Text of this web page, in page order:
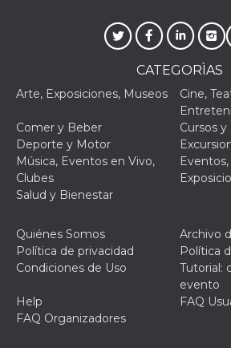
CATEGORÌAS
Arte, Exposiciones, Museos
Cine,
Comer y Beber
Cursos
Deporte y Motor
Música, Eventos en Vivo,
Clubes
Eventos,
Salud y Bienestar
Quiénes Somos
Archivo
Política de privacidad
Política
Condiciones de Uso
Tutorial:
evento
Help
FAQ
FAQ Organizadores